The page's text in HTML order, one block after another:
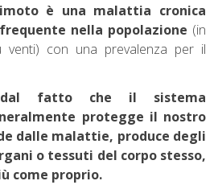
è una malattia cronica
nella popolazione (in
venti) con una prevalenza per il
dal fatto che il sistema
protegge il nostro
dalle malattie, produce degli
o tessuti del corpo stesso,
come proprio.